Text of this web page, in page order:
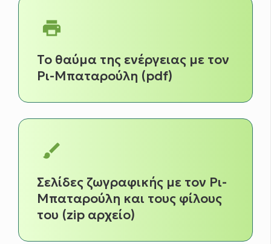
print
Το θαύμα της ενέργειας με τον
Ρι-Μπαταρούλη (pdf)
brush
Σελίδες ζωγραφικής με τον Ρι-
Μπαταρούλη και τους φίλους
του (zip αρχείο)